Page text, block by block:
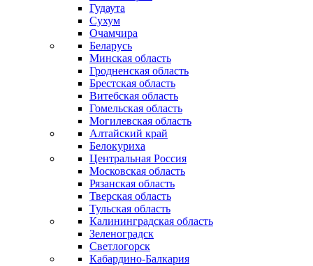
Гудаута
Сухум
Очамчира
Беларусь
Минская область
Гродненская область
Брестская область
Витебская область
Гомельская область
Могилевская область
Алтайский край
Белокуриха
Центральная Россия
Московская область
Рязанская область
Тверская область
Тульская область
Калининградская область
Зеленоградск
Светлогорск
Кабардино-Балкария